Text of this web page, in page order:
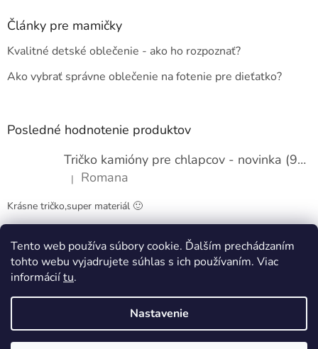
Tento web používa súbory cookie. Ďalším prechádzaním
tohto webu vyjadrujete súhlas s ich používaním. Viac
informáciítu.
Nastavenie
Články pre mamičky
Kvalitné detské oblečenie - ako ho rozpoznať?
Ako vybrať správne oblečenie na fotenie pre dieťatko?
Posledné hodnotenie produktov
Tričko kamióny pre chlapcov - novinka (98-134)
Hodnotenie produktu je 5 z 5 hviezdičiek.
| Romana
Krásne tričko,super materiál 🙂
Obchodné podmienky Kontakty
Vytvoril Shoptet